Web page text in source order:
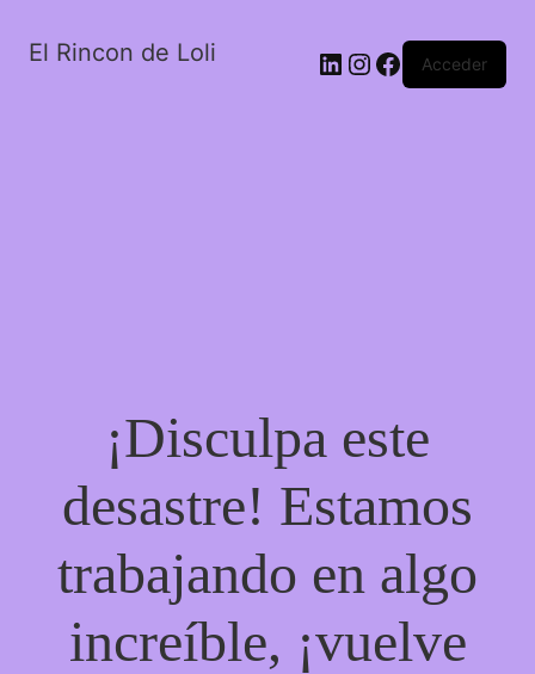
El Rincon de Loli LinkedIn
Instagram
FacebookAcceder
¡Disculpa este
desastre! Estamos
trabajando en algo
increíble, ¡vuelve